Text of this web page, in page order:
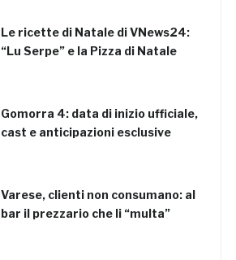
Le ricette di Natale di VNews24:
“Lu Serpe” e la Pizza di Natale
Gomorra 4: data di inizio ufficiale,
cast e anticipazioni esclusive
Varese, clienti non consumano: al
bar il prezzario che li “multa”